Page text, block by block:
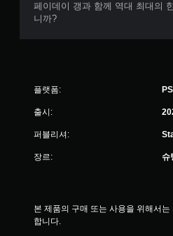
페이데이 갱과 함께 역대 최대의
니까?
플랫폼:
출시:
퍼블리셔:
장르: 슈
본 제품의 구매 또는 사용을 위해서
합니다.